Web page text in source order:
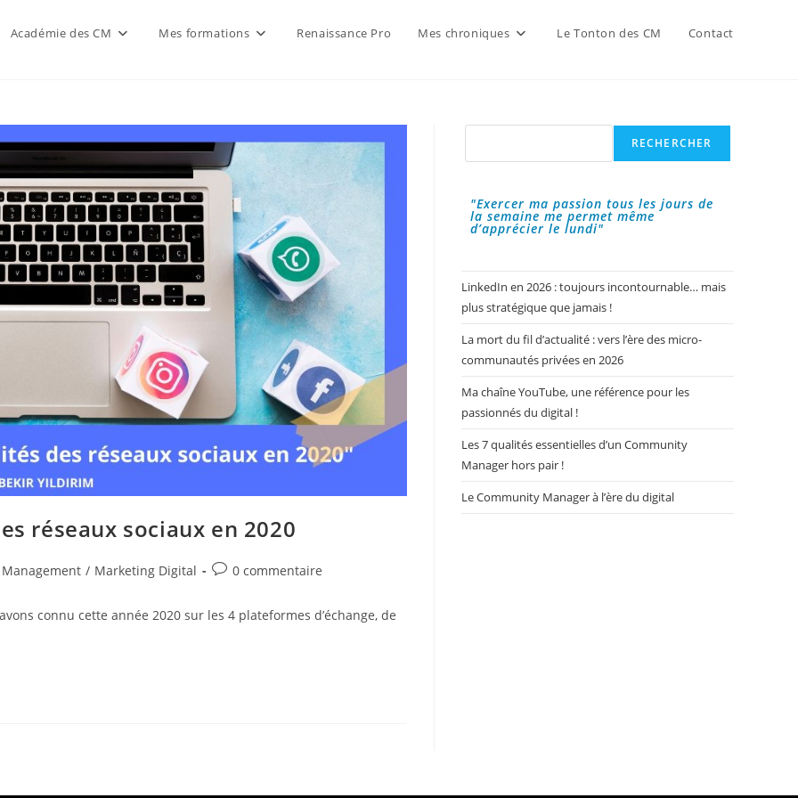
Académie des CM Mes formations Renaissance Pro Mes chroniques Le Tonton des CM Contact
réseaux sociaux en 2020
/ Marketing Digital
Commentaires
publication :
0 commentaire
connu cette année 2020 sur les 4 plateformes d’échange, de
Rechercher
RECHERCHER
"Exercer ma passion tous les jours de
la semaine me permet même
d’apprécier le lundi"
LinkedIn en 2026 : toujours incontournable… mais
plus stratégique que jamais !
La mort du fil d’actualité : vers l’ère des micro-
communautés privées en 2026
Ma chaîne YouTube, une référence pour les
passionnés du digital !
Les 7 qualités essentielles d’un Community
Manager hors pair !
Le Community Manager à l’ère du digital